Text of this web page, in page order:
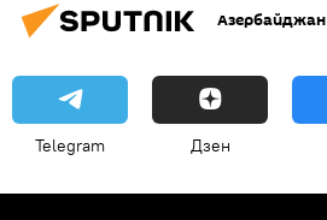
Азербайджан
Telegram Дзен